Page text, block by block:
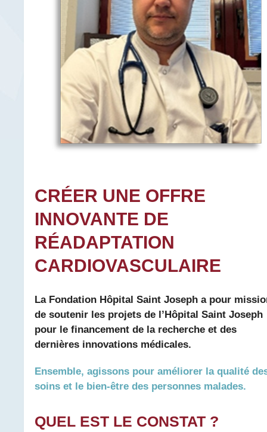
CRÉER UNE OFFRE
INNOVANTE DE
RÉADAPTATION
CARDIOVASCULAIRE
La Fondation Hôpital Saint Joseph a pour
de soutenir les projets de l’Hôpital Saint Joseph
pour le financement de la recherche et des
dernières innovations médicales.
Ensemble, agissons pour améliorer la qualité
soins et le bien-être des personnes malades.
QUEL EST LE CONSTAT ?